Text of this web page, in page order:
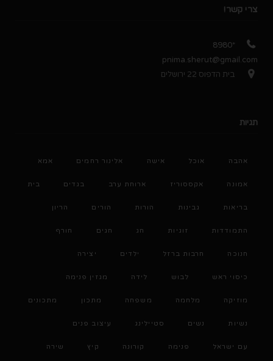
צרי קשר!
*8980
pnima.sherut@gmail.com
בית הדפוס 22 ירושלים
תגיות
אהבה אוכל אישה אלינור רחמים אמא
אמונה אקססוריז ארוחת ערב בגדים בית
בריאות גבינות הורות הורים הריון
התמודדות זוגיות חג חגים חורף
חנוכה חרבות ברזל ילדים יצירה
כיסוי ראש לבוש לידה מגזין פנימה
מוזיקה מלחמה משפחה מתכון מתכונים
נשיות נשים סטיילינג עיצוב פנים
עם ישראל פנימה קורונה קיץ שירה